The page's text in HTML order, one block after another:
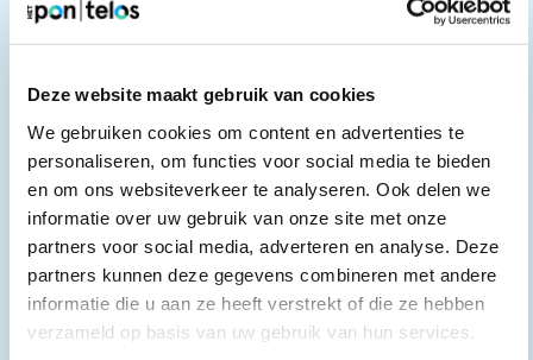
Deze website maakt gebruik van cookies
We gebruiken cookies om content en advertenties te
personaliseren, om functies voor social media te bieden
en om ons websiteverkeer te analyseren. Ook delen we
informatie over uw gebruik van onze site met onze
partners voor social media, adverteren en analyse. Deze
partners kunnen deze gegevens combineren met andere
informatie die u aan ze heeft verstrekt of die ze hebben
verzameld op basis van uw gebruik van hun services.
2024
KunstLoc Brabant namens CmK3